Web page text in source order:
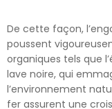
De cette façon,
poussent
organiques tels que
lave noire, qui
l’environnement
fer assurent une